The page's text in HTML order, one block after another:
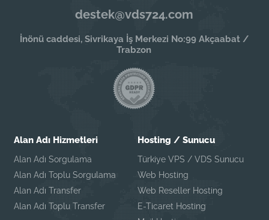
destek@vds724.com
İnönü caddesi, Sivrikaya İş Merkezi No:99 Akçaabat /
Trabzon
Alan Adı Hizmetleri
Alan Adı Sorgulama
Alan Adı Toplu Sorgulama
Alan Adı Transfer
Alan Adı Toplu Transfer
Hosting / Sunucu
Türkiye VPS / VDS Sunucu
Web Hosting
Web Reseller Hosting
E-Ticaret Hosting